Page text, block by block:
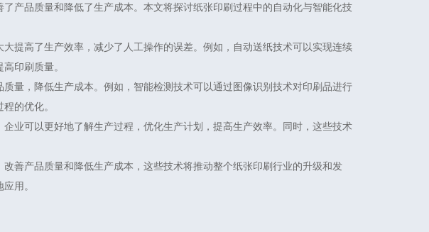
产品质量和降低了生产成本。本文将探讨纸张印刷过程中的自动化与智能化技
提高了生产效率，减少了人工操作的误差。例如，自动送纸技术可以实现连续
印刷质量。
量，降低生产成本。例如，智能检测技术可以通过图像识别技术对印刷品进行
的优化。
业可以更好地了解生产过程，优化生产计划，提高生产效率。同时，这些技术
善产品质量和降低生产成本，这些技术将推动整个纸张印刷行业的升级和发
用。